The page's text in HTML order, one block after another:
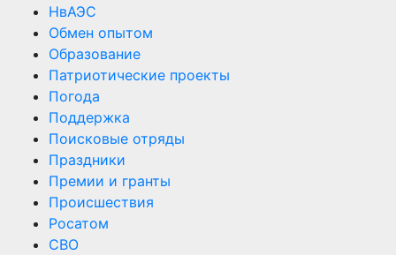
НвАЭС
Обмен опытом
Образование
Патриотические проекты
Погода
Поддержка
Поисковые отряды
Праздники
Премии и гранты
Происшествия
Росатом
СВО